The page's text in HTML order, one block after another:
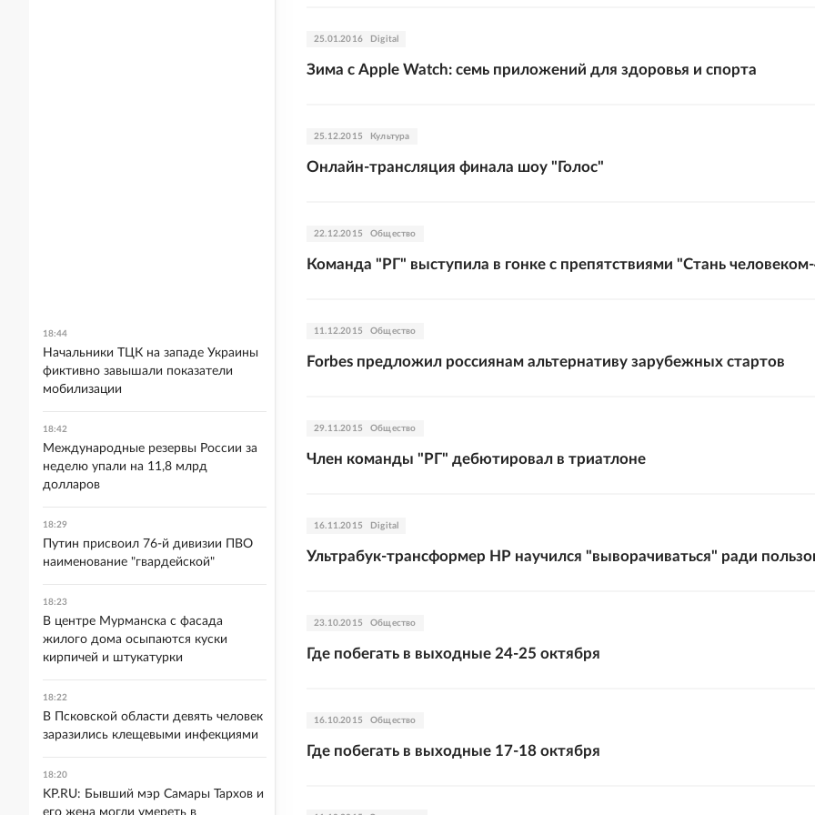
25.01.2016 Digital
Зима с Apple Watch: семь приложений для здоровья и спорта
25.12.2015 Культура
Онлайн-трансляция финала шоу "Голос"
22.12.2015 Общество
Команда "РГ" выступила в гонке с препятствиями "Стань
11.12.2015 Общество
Forbes предложил россиянам альтернативу зарубежных стартов
29.11.2015 Общество
Член команды "РГ" дебютировал в триатлоне
16.11.2015 Digital
Ультрабук-трансформер HP научился "выворачиваться" ради
23.10.2015 Общество
Где побегать в выходные 24-25 октября
16.10.2015 Общество
Где побегать в выходные 17-18 октября
18:44
Начальники ТЦК на западе Украины
фиктивно завышали показатели
мобилизации
18:42
Международные резервы России за
неделю упали на 11,8 млрд
долларов
18:29
Путин присвоил 76-й дивизии ПВО
наименование "гвардейской"
18:23
В центре Мурманска с фасада
жилого дома осыпаются куски
кирпичей и штукатурки
18:22
В Псковской области девять человек
заразились клещевыми инфекциями
18:20
KP.RU: Бывший мэр Самары Тархов и
его жена могли умереть в